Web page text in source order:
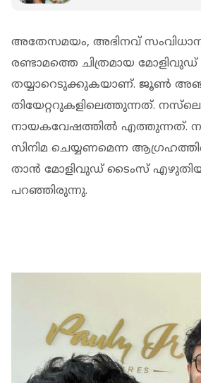
അതേസമയം, അഭിനവ്
രണ്ടാമത്തെ ചിത്രമായ മോളിവുഡ്
തയ്യാറെടുക്കുകയാണ്. ജൂൺ
തിയേറ്ററുകളിലെത്തുന്നത്.
നായകവേഷത്തിൽ എത്തുന്നത്.
സിനിമ ചെയ്യണമെന്ന
താൻ മോളിവുഡ് ടൈംസ്
പറഞ്ഞിരുന്നു.